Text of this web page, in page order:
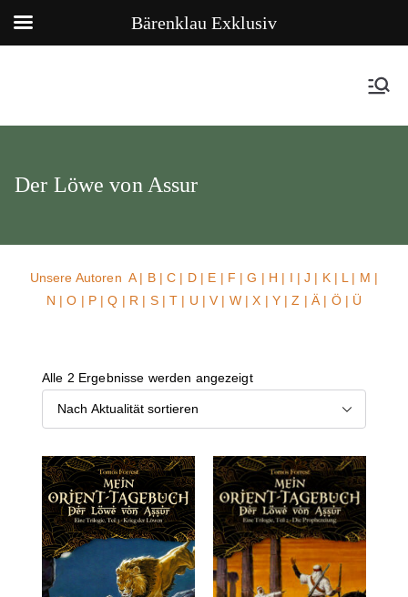
Der Löwe von Assur
Unsere AutorenA| B|C | D| E | F |G | H | I |J | K| L | M |
N |O | P|Q | R | S|T | U | V | W| X | Y | Z | Ä | Ö | Ü
Alle 2 Ergebnisse werden angezeigt
Bärenklau Exklusiv